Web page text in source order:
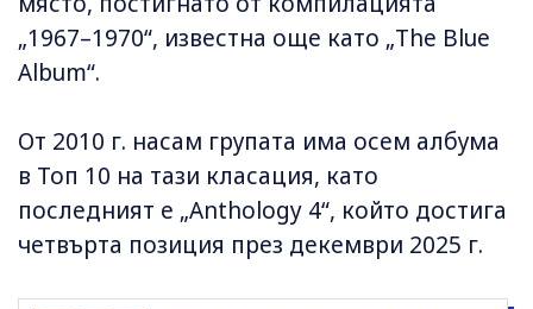
„1967–1970“, известна още като „The Blue
Album“.
От 2010 г. насам групата има осем албума
в Топ 10 на тази класация, като
последният е „Anthology 4“, който достига
четвърта позиция през декември 2025 г.